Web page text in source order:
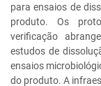
para ensaios de
produto. Os
verificação
estudos de
ensaios
do produto. A